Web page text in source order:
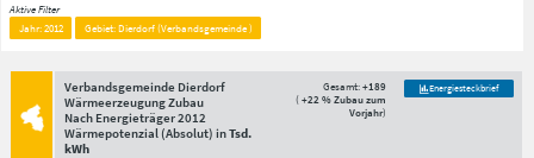
Aktive Filter
Jahr: 2012
Gebiet: Dierdorf (Verbandsgemeinde )
Verbandsgemeinde Dierdorf
Wärmeerzeugung Zubau
Nach Energieträger2012
Wärmepotenzial(Absolut) inTsd.
kWh
Gesamt:+189
(+22 % Zubau zum
Vorjahr)
Energiesteckbrief